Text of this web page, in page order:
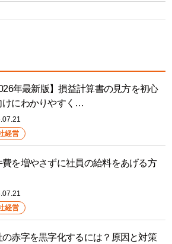
年最新版】損益計算書の見方を初心
けにわかりやすく…
経営
費を増やさずに社員の給料をあげる方
経営
の赤字を黒字化するには？原因と対策